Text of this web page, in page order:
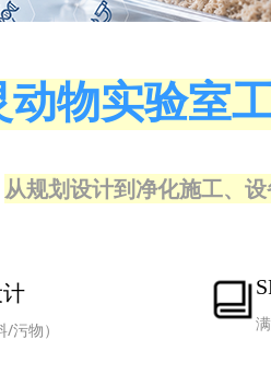
物实验室
污物）
从规划设计到净化施工、
全、稳定、高效的专
📞 联系我们
总机电话：020-
邮箱：
地址：广东省广州市